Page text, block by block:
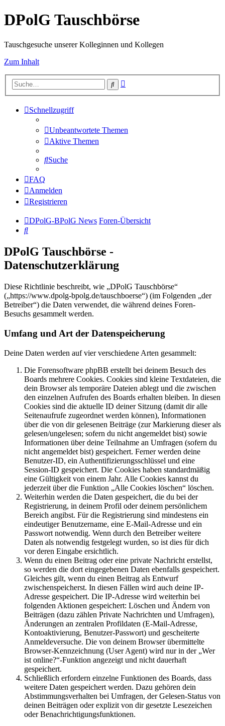
DPolG Tauschbörse
Tauschgesuche unserer Kolleginnen und Kollegen
Zum Inhalt
Suche
Schnellzugriff
Unbeantwortete Themen
Aktive Themen
Suche
FAQ
Anmelden
Registrieren
DPolG-BPolG News Foren-Übersicht
Suche
DPolG Tauschbörse -
Datenschutzerklärung
Diese Richtlinie beschreibt, wie „DPolG Tauschbörse“
(„https://www.dpolg-bpolg.de/tauschboerse“) (im Folgenden „der
Betreiber“) die Daten verwendet, die während deines Foren-
Besuchs gesammelt werden.
Umfang und Art der Datenspeicherung
Deine Daten werden auf vier verschiedene Arten gesammelt:
Die Forensoftware phpBB erstellt bei deinem Besuch des
Boards mehrere Cookies. Cookies sind kleine Textdateien, die
dein Browser als temporäre Dateien ablegt und die zwischen
den einzelnen Aufrufen des Boards erhalten bleiben. In diesen
Cookies sind die aktuelle ID deiner Sitzung (damit dir alle
Seitenaufrufe zugeordnet werden können), Informationen
über die von dir gelesenen Beiträge (zur Markierung dieser als
gelesen/ungelesen; sofern du nicht angemeldet bist) sowie
Informationen über deine Teilnahme an Umfragen (sofern du
nicht angemeldet bist) gespeichert. Ferner werden deine
Benutzer-ID, ein Authentifizierungsschlüssel und eine
Session-ID gespeichert. Die Cookies haben standardmäßig
eine Gültigkeit von einem Jahr. Alle Cookies kannst du
jederzeit über die Funktion „Alle Cookies löschen“ löschen.
Weiterhin werden die Daten gespeichert, die du bei der
Registrierung, in deinem Profil oder deinem persönlichem
Bereich angibst. Für die Registrierung sind mindestens ein
eindeutiger Benutzername, eine E-Mail-Adresse und ein
Passwort notwendig. Wenn durch den Betreiber weitere
Daten als notwendig festgelegt wurden, so ist dies für dich
vor deren Eingabe ersichtlich.
Wenn du einen Beitrag oder eine private Nachricht erstellst,
so werden die dort eingegebenen Daten ebenfalls gespeichert.
Gleiches gilt, wenn du einen Beitrag als Entwurf
zwischenspeicherst. In diesen Fällen wird auch deine IP-
Adresse gespeichert. Die IP-Adresse wird weiterhin bei
folgenden Aktionen gespeichert: Löschen und Ändern von
Beiträgen (dazu zählen Private Nachrichten und Umfragen),
Änderungen an zentralen Profildaten (E-Mail-Adresse,
Kontoaktivierung, Benutzer-Passwort) und gescheiterte
Anmeldeversuche. Die von deinem Browser übermittelte
Browser-Kennzeichnung (User Agent) wird nur in der „Wer
ist online?“-Funktion angezeigt und nicht dauerhaft
gespeichert.
Schließlich erfordern einzelne Funktionen des Boards, dass
weitere Daten gespeichert werden. Dazu gehören dein
Abstimmungsverhalten bei Umfragen, der Gelesen-Status von
deinen Beiträgen oder explizit von dir gesetzte Lesezeichen
oder Benachrichtigungsfunktionen.